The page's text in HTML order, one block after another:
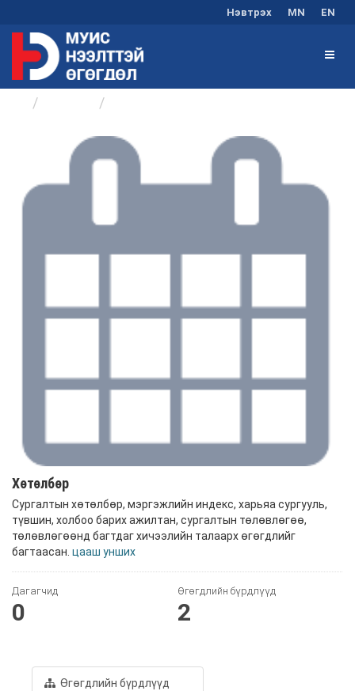
Нэвтрэх MN EN
Хөтөлбөр
Сургалтын хөтөлбөр, мэргэжлийн индекс, харьяа сургууль,
түвшин, холбоо барих ажилтан, сургалтын төлөвлөгөө,
төлөвлөгөөнд багтдаг хичээлийн талаарх өгөгдлийг
багтаасан. цааш унших
Дагагчид
0
Өгөгдлийн бүрдлүүд
2
Өгөгдлийн бүрдлүүд